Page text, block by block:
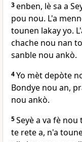
3enben, lè sa a
pou nou. L'a
tounen lakay yo.
chache nou nan
sanble nou ankò.
4Yo mèt depòte
Bondye nou an,
nou ankò.
5Seyè a va fè
te rete a, n'a